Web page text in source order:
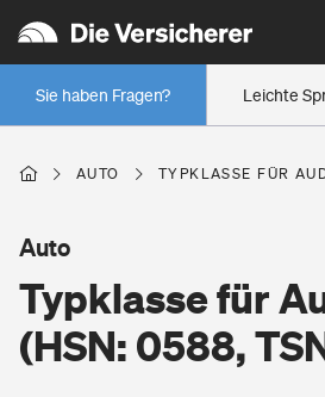
Leichte
Sie haben Fragen?
Wer versichert was: Jetzt Versicherer
Regionalklassen: So ist Ihre Region
Wer versichert was: Jetzt Versicherer
Berufsunfähigkeitsversicherung
Erwerbsunfähigkeitsversicherung
Wohnen
AUTO TYPKLASSE FÜR
Typklasse für
(HSN: 0588,
Auto